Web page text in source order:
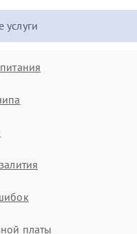
платы